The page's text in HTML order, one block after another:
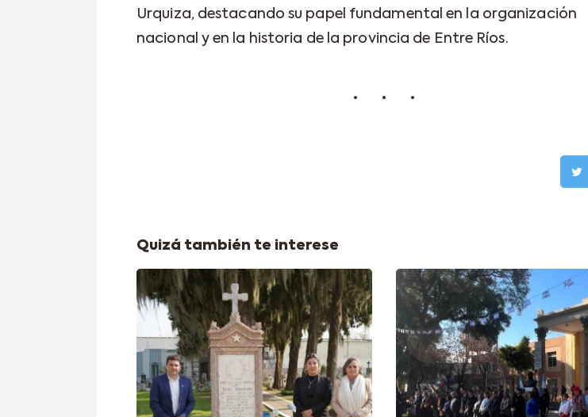
Urquiza, destacando su papel fundamental en la organización
nacional y en la historia de la provincia de Entre Ríos.
Quizá también te interese